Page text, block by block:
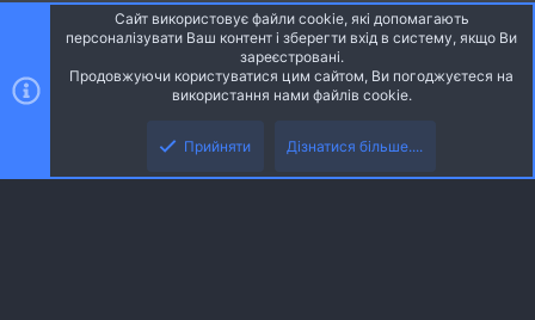
Ніч
Українська (UA)
S
Community platform by XenForo® © 2010-2026 XenForo Ltd.
Community platform by XenForo © 2010-2022 XenForo Ltd. | dev: Pages
Сайт використовує файли cookie, які допомагають
персоналізувати Ваш контент і зберегти вхід в систему, якщо Ви
зареєстровані.
Продовжуючи користуватися цим сайтом, Ви погоджуєтеся на
використання нами файлів cookie.
Прийняти Дізнатися більше....